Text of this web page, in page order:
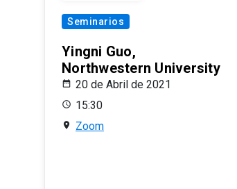
Seminarios
Yingni Guo,
Northwestern University
20 de Abril de 2021
15:30
Zoom